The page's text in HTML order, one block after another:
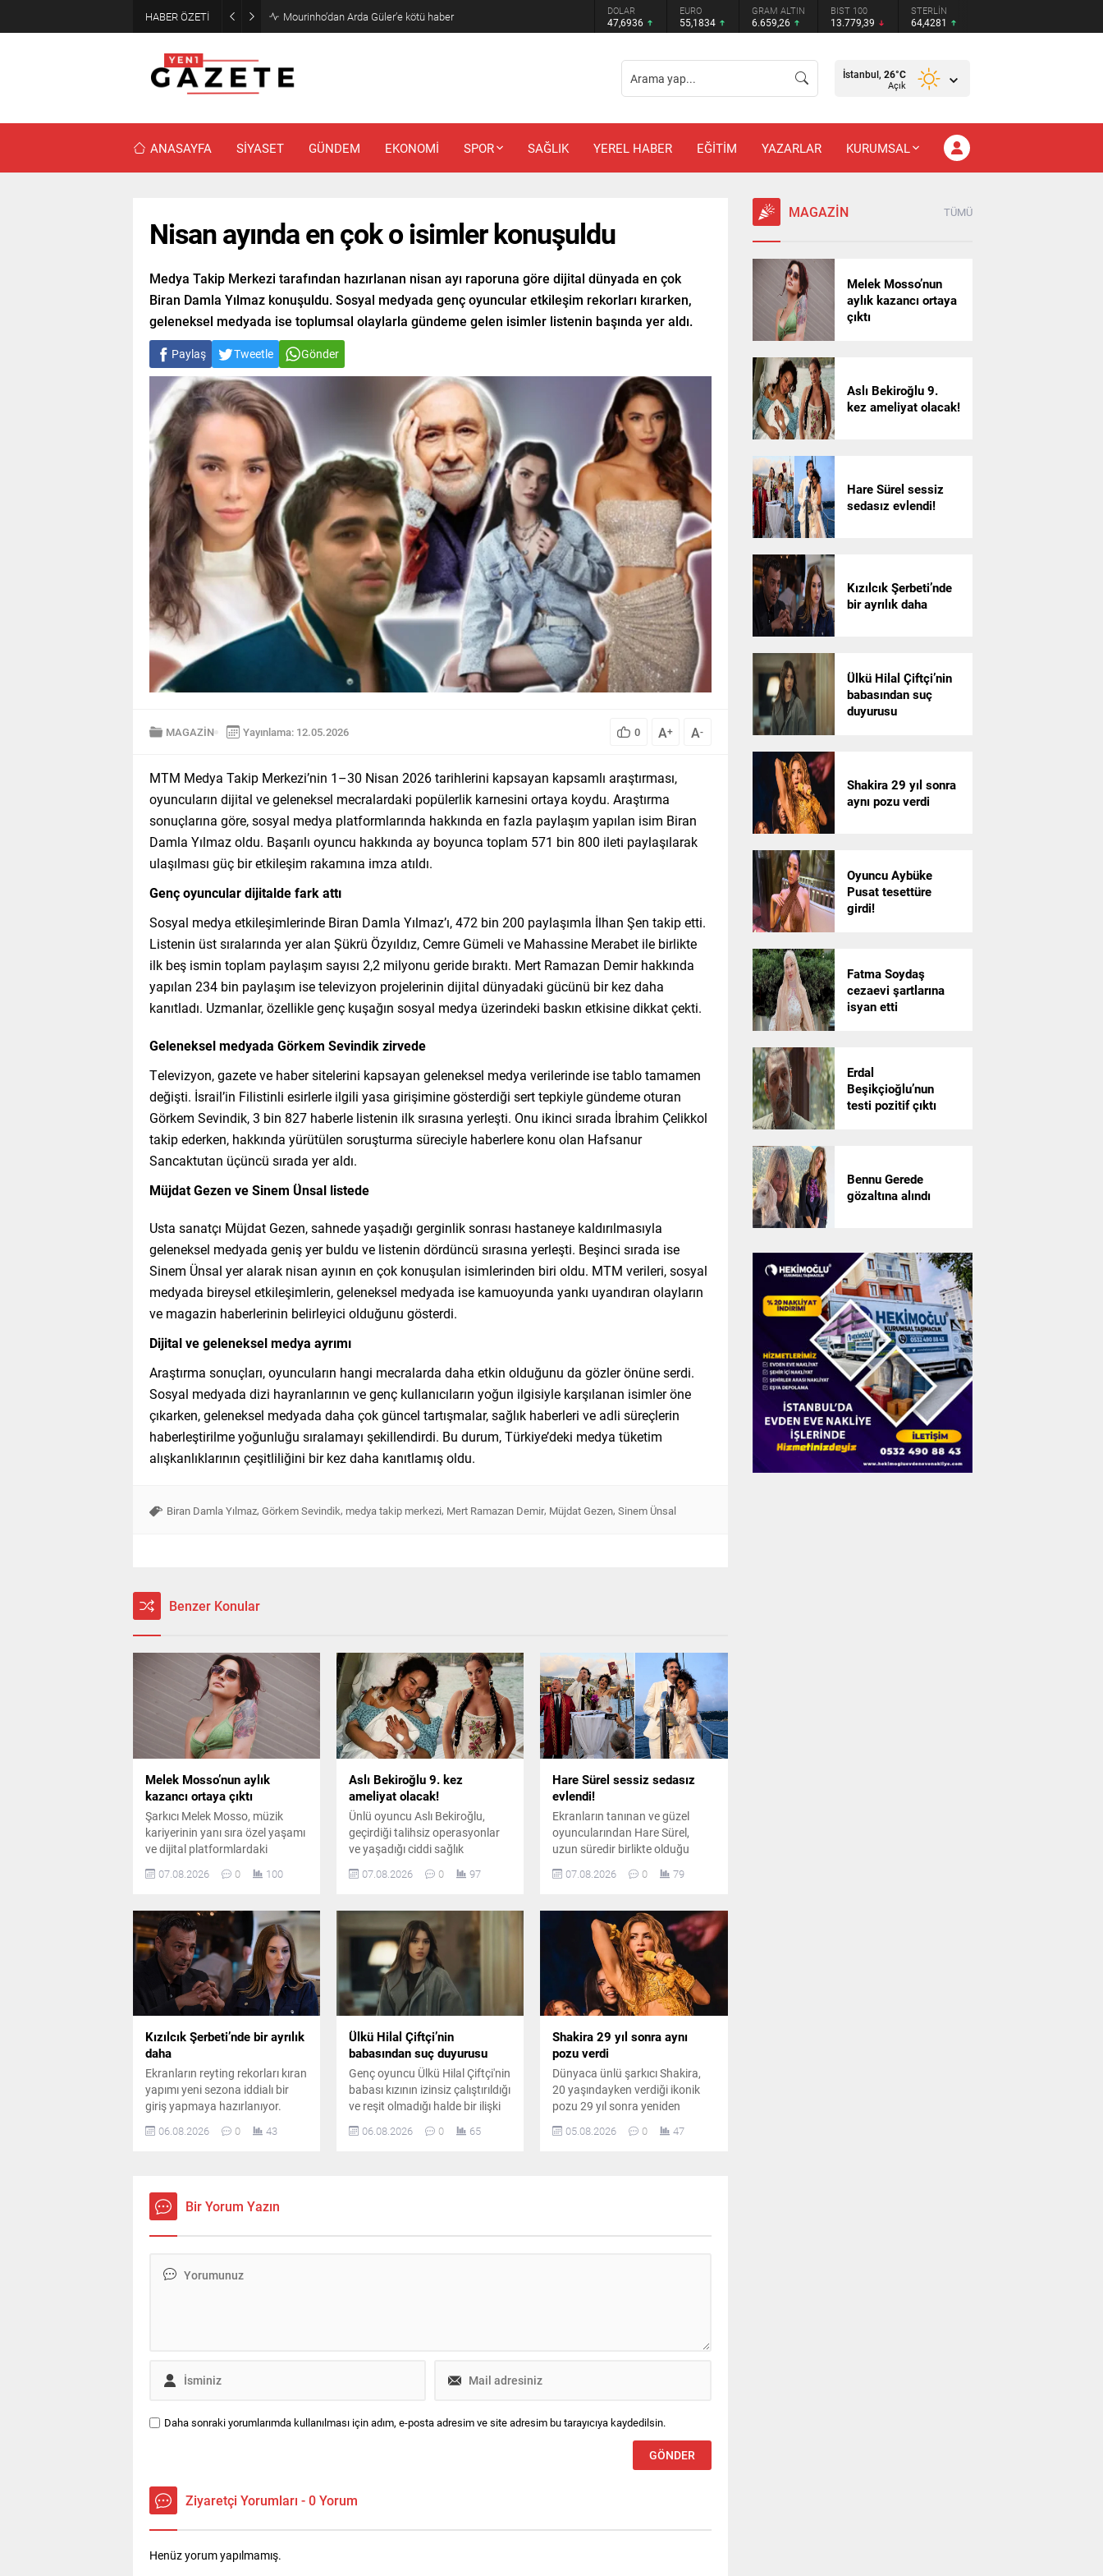
HABER ÖZETİ Mourinho’dan Arda Güler’e kötü haber DOLAR
47,6936
EURO
55,1834
GRAM ALTIN
6.659,26
BIST 100
13.779,39
STERLİN
64,4281
İstanbul, 26°C
Açık
ANASAYFA SİYASET GÜNDEM EKONOMİ SPOR SAĞLIK YEREL HABER EĞİTİM YAZARLAR KURUMSAL
Nisan ayında en çok o isimler konuşuldu
Medya Takip Merkezi tarafından hazırlanan nisan ayı raporuna göre dijital dünyada en çok
Biran Damla Yılmaz konuşuldu. Sosyal medyada genç oyuncular etkileşim rekorları kırarken,
geleneksel medyada ise toplumsal olaylarla gündeme gelen isimler listenin başında yer aldı.
Paylaş Tweetle Gönder
MAGAZİN Yayınlama: 12.05.2026 0 A+ A-
MTM Medya Takip Merkezi’nin 1–30 Nisan 2026 tarihlerini kapsayan kapsamlı araştırması,
oyuncuların dijital ve geleneksel mecralardaki popülerlik karnesini ortaya koydu. Araştırma
sonuçlarına göre, sosyal medya platformlarında hakkında en fazla paylaşım yapılan isim Biran
Damla Yılmaz oldu. Başarılı oyuncu hakkında ay boyunca toplam 571 bin 800 ileti paylaşılarak
ulaşılması güç bir etkileşim rakamına imza atıldı.
Genç oyuncular dijitalde fark attı
Sosyal medya etkileşimlerinde Biran Damla Yılmaz’ı, 472 bin 200 paylaşımla İlhan Şen takip etti.
Listenin üst sıralarında yer alan Şükrü Özyıldız, Cemre Gümeli ve Mahassine Merabet ile birlikte
ilk beş ismin toplam paylaşım sayısı 2,2 milyonu geride bıraktı. Mert Ramazan Demir hakkında
yapılan 234 bin paylaşım ise televizyon projelerinin dijital dünyadaki gücünü bir kez daha
kanıtladı. Uzmanlar, özellikle genç kuşağın sosyal medya üzerindeki baskın etkisine dikkat çekti.
Geleneksel medyada Görkem Sevindik zirvede
Televizyon, gazete ve haber sitelerini kapsayan geleneksel medya verilerinde ise tablo tamamen
değişti. İsrail’in Filistinli esirlerle ilgili yasa girişimine gösterdiği sert tepkiyle gündeme oturan
Görkem Sevindik, 3 bin 827 haberle listenin ilk sırasına yerleşti. Onu ikinci sırada İbrahim Çelikkol
takip ederken, hakkında yürütülen soruşturma süreciyle haberlere konu olan Hafsanur
Sancaktutan üçüncü sırada yer aldı.
Müjdat Gezen ve Sinem Ünsal listede
Usta sanatçı Müjdat Gezen, sahnede yaşadığı gerginlik sonrası hastaneye kaldırılmasıyla
geleneksel medyada geniş yer buldu ve listenin dördüncü sırasına yerleşti. Beşinci sırada ise
Sinem Ünsal yer alarak nisan ayının en çok konuşulan isimlerinden biri oldu. MTM verileri, sosyal
medyada bireysel etkileşimlerin, geleneksel medyada ise kamuoyunda yankı uyandıran olayların
ve magazin haberlerinin belirleyici olduğunu gösterdi.
Dijital ve geleneksel medya ayrımı
Araştırma sonuçları, oyuncuların hangi mecralarda daha etkin olduğunu da gözler önüne serdi.
Sosyal medyada dizi hayranlarının ve genç kullanıcıların yoğun ilgisiyle karşılanan isimler öne
çıkarken, geleneksel medyada daha çok güncel tartışmalar, sağlık haberleri ve adli süreçlerin
haberleştirilme yoğunluğu sıralamayı şekillendirdi. Bu durum, Türkiye’deki medya tüketim
alışkanlıklarının çeşitliliğini bir kez daha kanıtlamış oldu.
Biran Damla Yılmaz, Görkem Sevindik, medya takip merkezi, Mert Ramazan Demir, Müjdat Gezen, Sinem Ünsal
Benzer Konular
Melek Mosso’nun aylık
kazancı ortaya çıktı
Şarkıcı Melek Mosso, müzik
kariyerinin yanı sıra özel yaşamı
ve dijital platformlardaki
ettiriyor. Instagram’da ücretli
Mosso’nun abone sayısı ve
buradan elde ettiği aylık gelir
belli oldu.
07.08.2026 0 100
Aslı Bekiroğlu 9. kez
ameliyat olacak!
Ünlü oyuncu Aslı Bekiroğlu,
geçirdiği talihsiz operasyonlar
ve yaşadığı ciddi sağlık
ameliyatın sonrasında
masasına yatacağını duyurdu.
07.08.2026 0 97
Hare Sürel sessiz sedasız
evlendi!
Ekranların tanınan ve güzel
oyuncularından Hare Sürel,
uzun süredir birlikte olduğu
İstanbul Kuruçeşme'de
dünyaevine girdi.
07.08.2026 0 79
Kızılcık Şerbeti’nde bir ayrılık
daha
Ekranların reyting rekorları kıran
yapımı yeni sezona iddialı bir
giriş yapmaya hazırlanıyor.
Kadroda önemli ayrılıklar
yaşanırken diziye sürpriz bir
06.08.2026 0 43
Ülkü Hilal Çiftçi’nin
babasından suç duyurusu
Genç oyuncu Ülkü Hilal Çiftçi'nin
babası kızının izinsiz çalıştırıldığı
ve reşit olmadığı halde bir ilişki
yaşadığı iddiasıyla savcılığa
başvurdu. Yaşanan gelişmeler
06.08.2026 0 65
Shakira 29 yıl sonra aynı
pozu verdi
Dünyaca ünlü şarkıcı Shakira,
20 yaşındayken verdiği ikonik
pozu 29 yıl sonra yeniden
canlandırdı. Ünlü sanatçının
paylaşımı kısa sürede sosyal
05.08.2026 0 47
Bir Yorum Yazın
Daha sonraki yorumlarımda kullanılması için adım, e-posta adresim ve site adresim bu tarayıcıya kaydedilsin.
Ziyaretçi Yorumları - 0 Yorum
Henüz yorum yapılmamış.
MAGAZİN TÜMÜ
Melek Mosso’nun
aylık kazancı ortaya
çıktı
Aslı Bekiroğlu 9.
kez ameliyat olacak!
Hare Sürel sessiz
sedasız evlendi!
Kızılcık Şerbeti’nde
bir ayrılık daha
Ülkü Hilal Çiftçi’nin
babasından suç
duyurusu
Shakira 29 yıl sonra
aynı pozu verdi
Oyuncu Aybüke
Pusat tesettüre
girdi!
Fatma Soydaş
cezaevi şartlarına
isyan etti
Erdal
Beşikçioğlu’nun
testi pozitif çıktı
Bennu Gerede
gözaltına alındı